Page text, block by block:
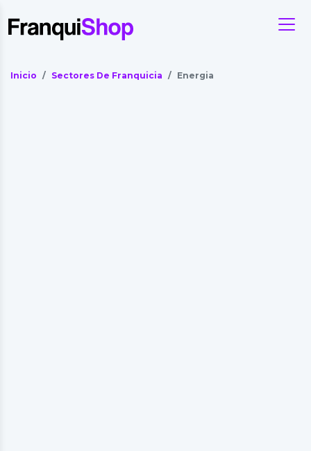
Inicio Sectores De Franquicia Energia